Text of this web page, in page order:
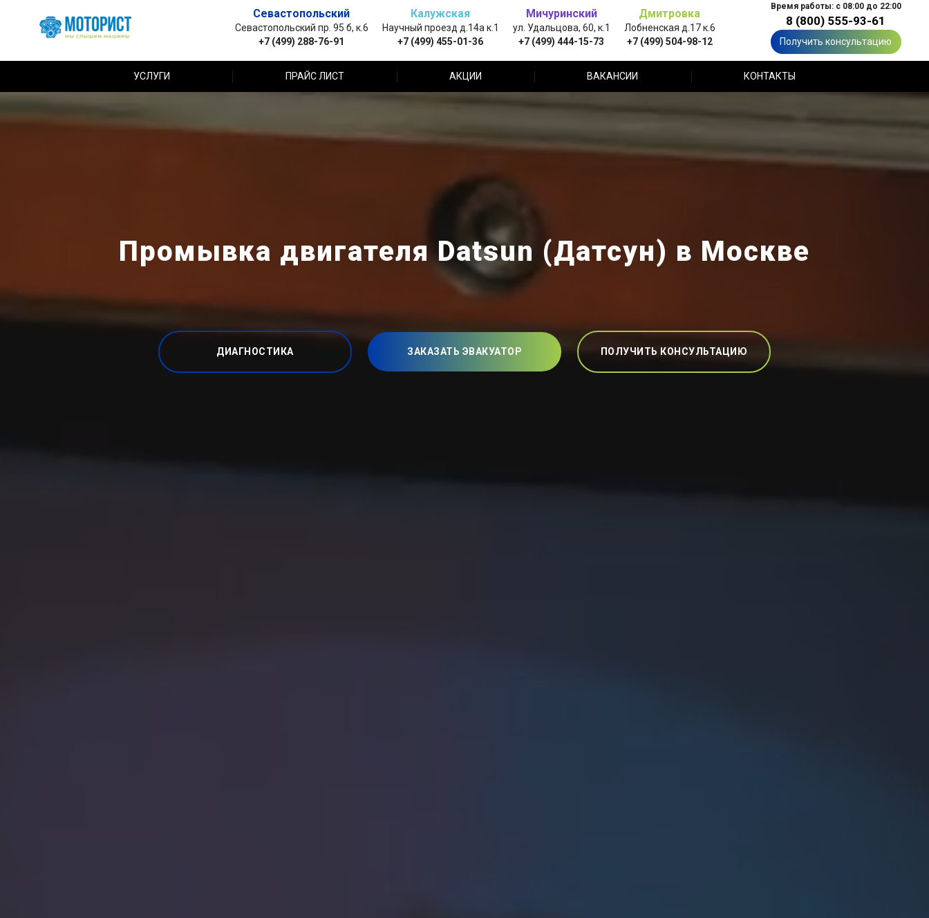
Севастопольский
Севастопольский пр. 95 б, к.6
+7 (499) 288-76-91
Калужская
Научный проезд д.14а к.1
+7 (499) 455-01-36
Мичуринский
ул. Удальцова, 60, к.1
+7 (499) 444-15-73
Дмитровка
Лобненская д.17 к.6
+7 (499) 504-98-12
Время работы: с 08:00 до 22:00
8 (800) 555-93-61
Получить консультацию
УСЛУГИ ПРАЙС ЛИСТ АКЦИИ ВАКАНСИИ КОНТАКТЫ
Промывка двигателя Datsun (Датсун) в Москве
ДИАГНОСТИКА ЗАКАЗАТЬ ЭВАКУАТОР ПОЛУЧИТЬ КОНСУЛЬТАЦИЮ